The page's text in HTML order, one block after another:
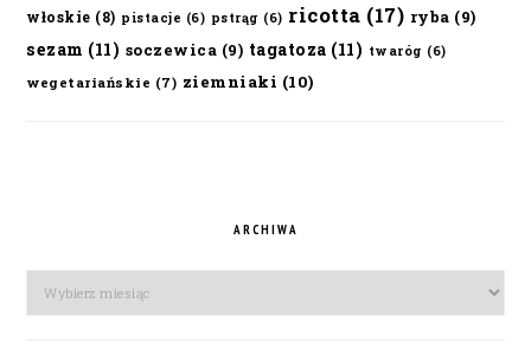
włoskie (8) pistacje (6) pstrąg (6) ricotta (17) ryba (9)
sezam (11) soczewica (9) tagatoza (11) twaróg (6)
wegetariańskie (7) ziemniaki (10)
ARCHIWA
Archiwa